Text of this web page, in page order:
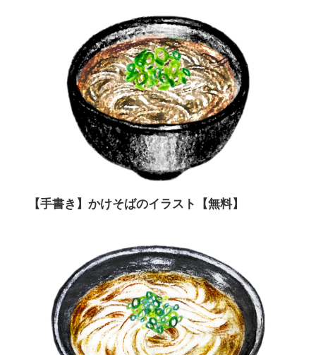
【手書き】かけそばのイラスト【無料】